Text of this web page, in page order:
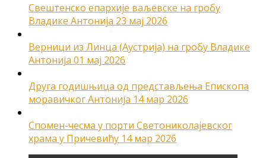
Свештенско епархије ваљевске на гробу
Владике Антонија 23 мај 2026
Верници из Линца (Аустрија) на гробу Владике
Антонија 01 мај 2026
Друга годишњица од представљења Епископа
моравичког Антонија 14 мар 2026
Спомен-чесма у порти Светониколајевског
храма у Причевићу 14 мар 2026